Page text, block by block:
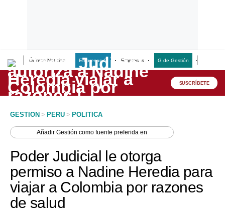
Últimas Noticias Empresas G Empresas G de Gestión
Lo último
Peru Quiosco
Economía
Mercados
Perú
SUSCRÍBETE
GESTION > PERU > POLITICA
AñadirGestión como fuente preferida en
Poder Judicial le otorga
permiso a Nadine Heredia para
viajar a Colombia por razones
de salud